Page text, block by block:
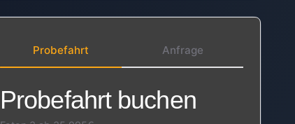
Probefahrt Anfrage
Probefahrt buchen